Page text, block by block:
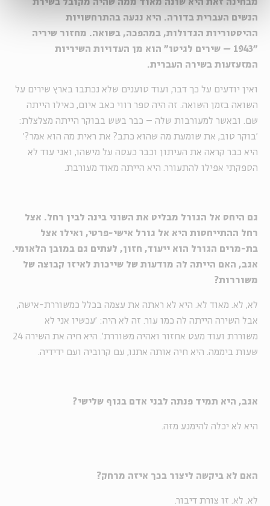
מבחינה זאת היא שונה מאוד ממה שהיה מקובל בשירת
הנשים העברית בדורה. היא נגעה בהתרחשויות
ההיסטוריות הגדולות, במהפכה, בשואה. מחזור שיריה
"1943
– שירים לגיטו" הוא מן העדויות השיריות
המזעזעות בשירה העברית.
ואין יודעים על כך דבר, ועוד טוענים שלא נכתבו בארץ שירים על
השואה בזמן השואה. זה היה ספר רווי כאב איום, כאילו הייתה
שם. ובאשר למעורבות שלה – כבר בשש בבוקר הייתה מצלצלת:
'בוקר טוב, את שומעת מה שהוא כתב? את ראית מה הוא אמר?'
היא כבר קראה את העיתון וכבר כעסה על מישהו, ואני עוד לא
הספקתי אפילו להתעורר. היא הייתה מאוד מעורבת.
גם היחס אל הגורל מבליט את השוני בינה לבין רחל. אצל
רחל ההתייחסות היא אל גורל אישי-פרטי, ואילו אצל
בת-מרים הגורל הוא ייעוד, חזון, לעתים גם במובן הלאומי.
אגב, האם הייתה לה מודעות של שייכות לאיזו קבוצה של
משוררות?
לא, לא. מאוד לא. היא לא ראתה את עצמה בכלל כמשוררת-אישה,
אבל השירה הייתה לה כמו עור. זה לא היה: 'עכשיו אני לא
משוררת ועוד מעט אחזור ואהיה משוררת'. היא חיה את השירה 24
שעות ביממה. היא חיה אותה אתנו, עם קרוביה ועם ידידיה.
אגב, היא תמיד פנתה לבני אדם בגוף שלישי?
היא לא יכלה להימנע מזה.
האם לא ביקשה ליצור בכך איזה מרחק?
לא. לא. זו צורת דיבור.